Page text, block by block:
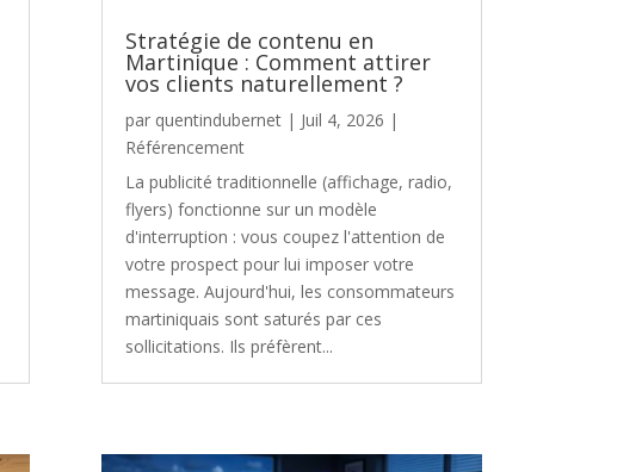
Stratégie de contenu en
Martinique : Comment attirer
vos clients naturellement ?
par quentindubernet| Juil 4, 2026 |
Référencement
La publicité traditionnelle (affichage, radio,
flyers) fonctionne sur un modèle
d'interruption : vous coupez l'attention de
votre prospect pour lui imposer votre
message. Aujourd'hui, les consommateurs
martiniquais sont saturés par ces
sollicitations. Ils préfèrent...